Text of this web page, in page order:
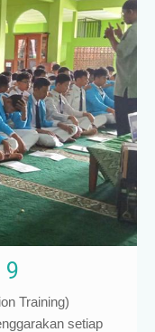
9
Training)
setiap